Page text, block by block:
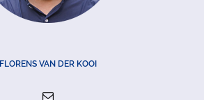
FLORENS VAN DER KOOI